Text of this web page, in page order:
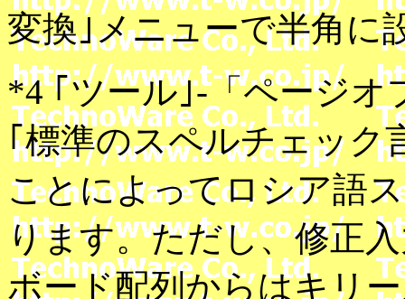
変換｣メニューで半角に
*4 ｢ツール｣-「ページオ
｢標準のスペルチェック
ことによってロシア語
ります。ただし、修正
ボード配列からはキリ